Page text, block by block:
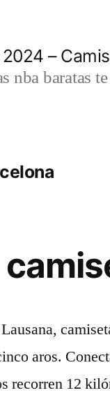
–
nba baratas
aros.
recorren 12